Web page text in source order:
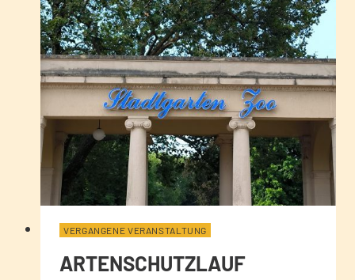
VERGANGENE VERANSTALTUNG
ARTENSCHUTZLAUF